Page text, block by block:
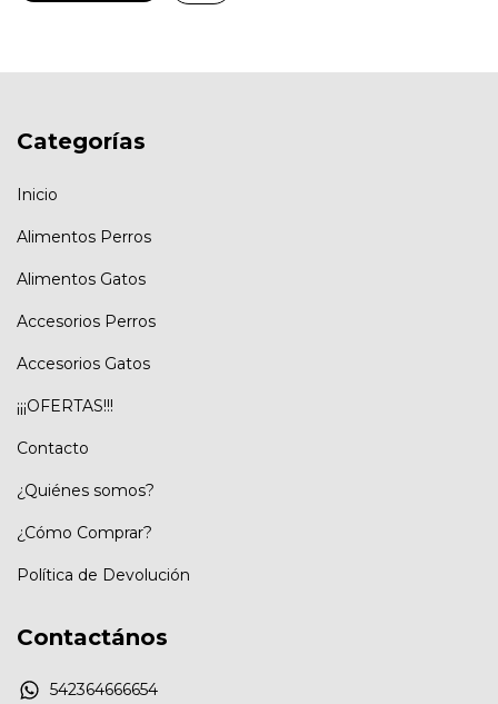
Categorías
Inicio
Alimentos Perros
Alimentos Gatos
Accesorios Perros
Accesorios Gatos
¡¡¡OFERTAS!!!
Contacto
¿Quiénes somos?
¿Cómo Comprar?
Política de Devolución
Contactános
542364666654